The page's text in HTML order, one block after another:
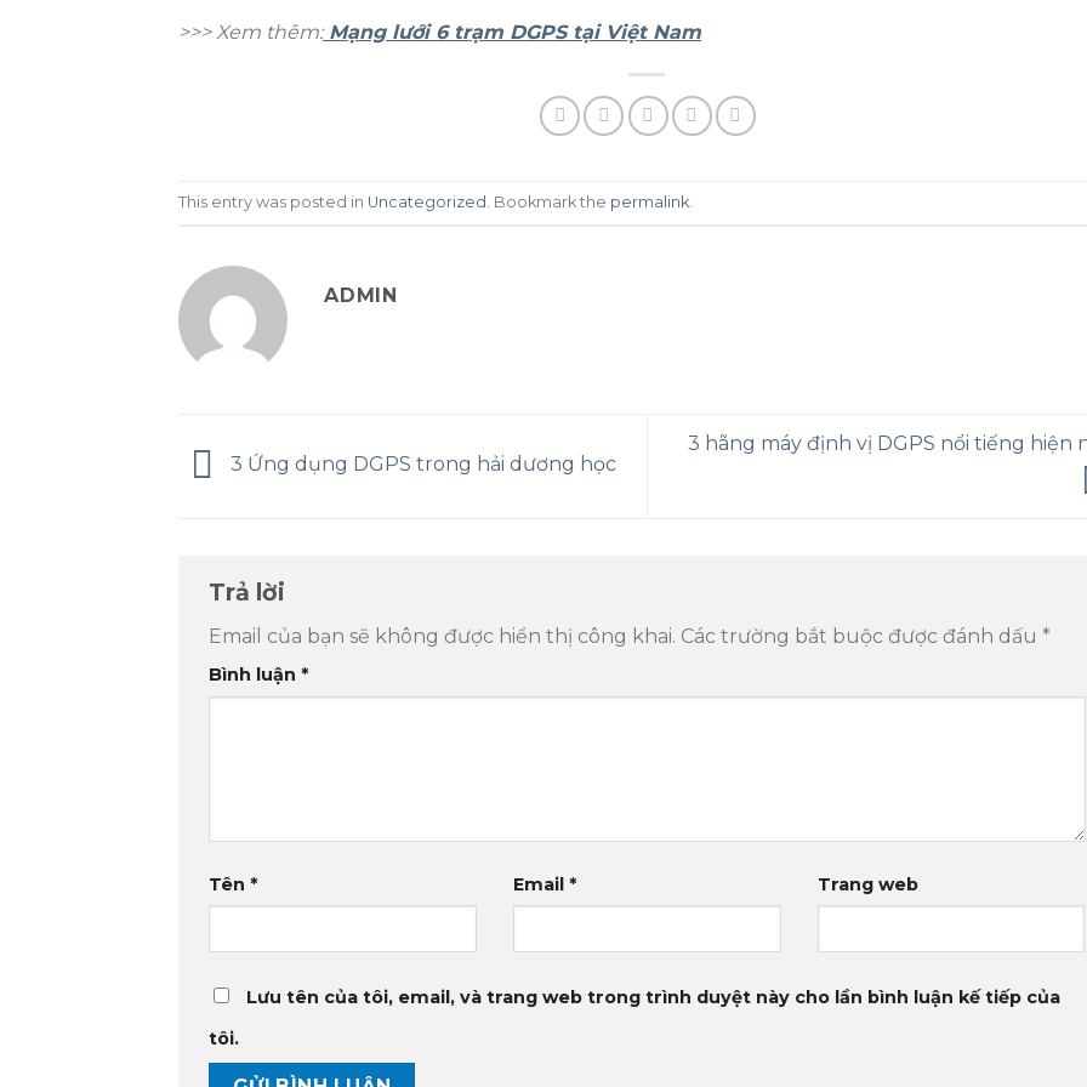
>>> Xem thêm:Mạng lưới 6 trạm DGPS tại Việt Nam
This entry was posted in Uncategorized . Bookmark the permalink
ADMIN
3 Ứng dụng DGPS trong hải dương học
3 hãng máy định vị DGPS nổi tiếng hiện
Trả lời
Email của bạn sẽ không được hiển thị công khai. Các trường bắt buộc được đánh dấu *
Bình luận *
Tên * Email * Trang web
Lưu tên của tôi, email, và trang web trong trình duyệt này cho lần bình luận kế tiếp của
tôi.